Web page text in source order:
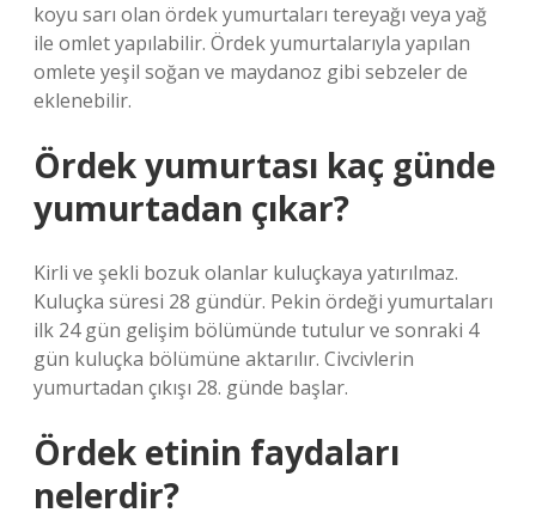
koyu sarı olan ördek yumurtaları tereyağı veya yağ
ile omlet yapılabilir. Ördek yumurtalarıyla yapılan
omlete yeşil soğan ve maydanoz gibi sebzeler de
eklenebilir.
Ördek yumurtası kaç günde
yumurtadan çıkar?
Kirli ve şekli bozuk olanlar kuluçkaya yatırılmaz.
Kuluçka süresi 28 gündür. Pekin ördeği yumurtaları
ilk 24 gün gelişim bölümünde tutulur ve sonraki 4
gün kuluçka bölümüne aktarılır. Civcivlerin
yumurtadan çıkışı 28. günde başlar.
Ördek etinin faydaları
nelerdir?